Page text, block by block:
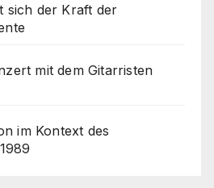
sich der Kraft der
mit dem Gitarristen
im Kontext des